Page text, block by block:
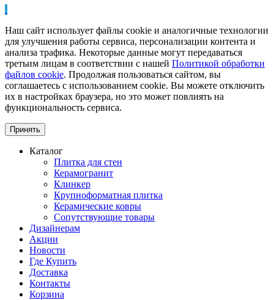
Наш сайт использует файлы cookie и аналогичные технологии
для улучшения работы сервиса, персонализации контента и
анализа трафика. Некоторые данные могут передаваться
третьим лицам в соответствии с нашей Политикой обработки
файлов cookie. Продолжая пользоваться сайтом, вы
соглашаетесь с использованием cookie. Вы можете отключить
их в настройках браузера, но это может повлиять на
функциональность сервиса.
Принять
Каталог
Плитка для стен
Керамогранит
Клинкер
Крупноформатная плитка
Керамические ковры
Сопутствующие товары
Дизайнерам
Акции
Новости
Где Купить
Доставка
Контакты
Корзина